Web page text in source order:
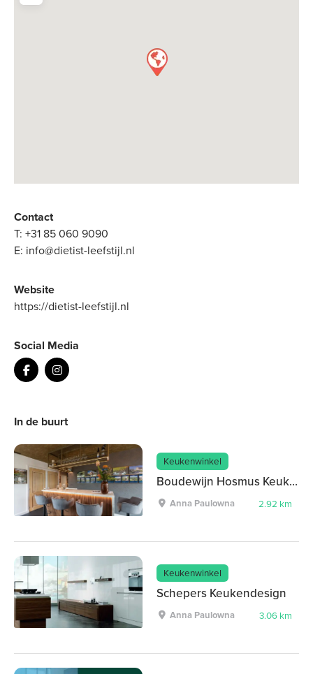
Contact
T: +31 85 060 9090
E: info@dietist-leefstijl.nl
Website
https://dietist-leefstijl.nl
Social Media
In de buurt
Keukenwinkel
Boudewijn Hosmus Keukenambacht
Anna Paulowna 2.92 km
Keukenwinkel
Schepers Keukendesign
Anna Paulowna 3.06 km